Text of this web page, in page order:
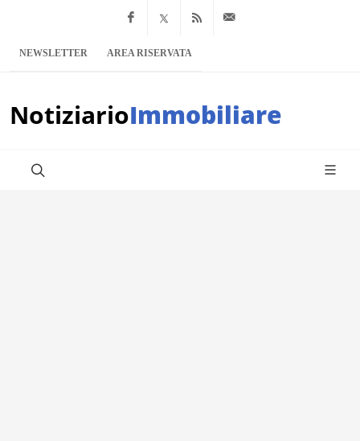
Facebook
x.com Feed RSS
NEWSLETTER AREA RISERVATA
NotiziarioImmobiliare